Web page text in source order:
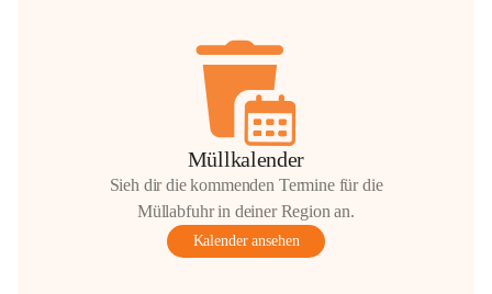
Müllkalender
Sieh dir die kommenden Termine für die
Müllabfuhr in deiner Region an.
Kalender ansehen